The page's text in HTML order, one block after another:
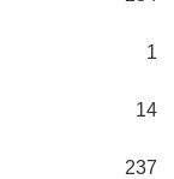
1
14
237